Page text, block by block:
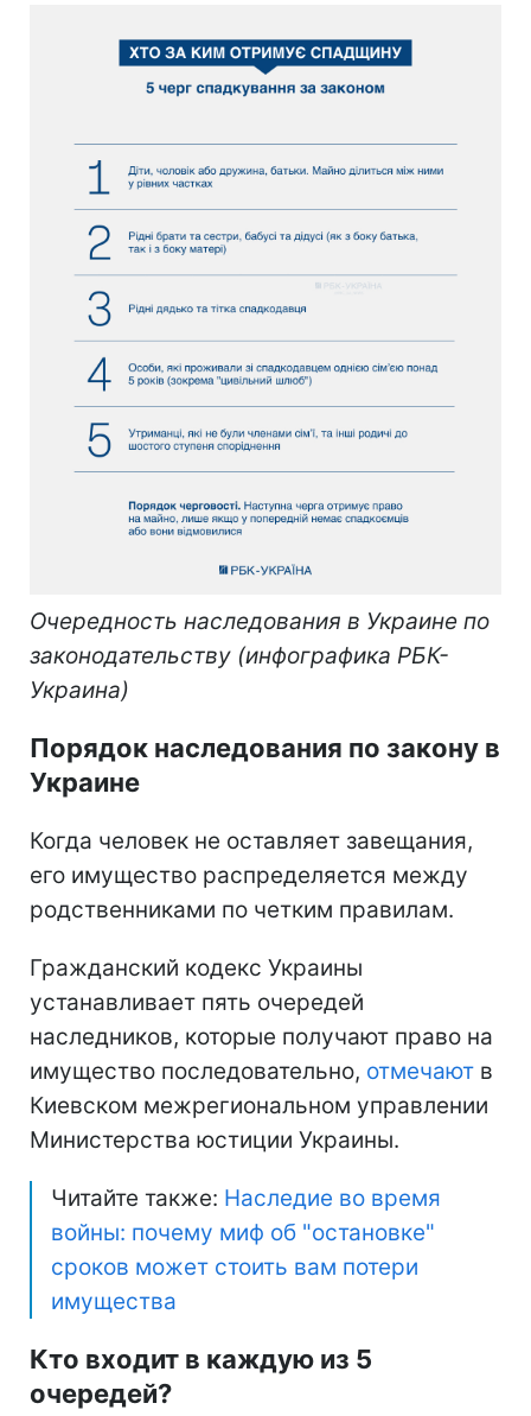
Очередность наследования в Украине по
законодательству (инфографика РБК-
Украина)
Порядок наследования по закону в
Украине
Когда человек не оставляет завещания,
его имущество распределяется между
родственниками по четким правилам.
Гражданский кодекс Украины
устанавливает пять очередей
наследников, которые получают право на
имущество последовательно, отмечают в
Киевском межрегиональном управлении
Министерства юстиции Украины.
Читайте также: Наследие во время
войны: почему миф об "остановке"
сроков может стоить вам потери
имущества
Кто входит в каждую из 5
очередей?